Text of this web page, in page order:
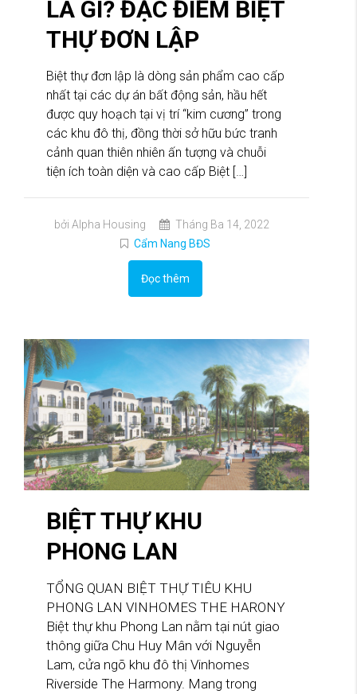
LÀ GÌ? ĐẶC ĐIỂM BIỆT
THỰ ĐƠN LẬP
Biệt thự đơn lập là dòng sản phẩm cao cấp
nhất tại các dự án bất động sản, hầu hết
được quy hoạch tại vị trí “kim cương” trong
các khu đô thị, đồng thời sở hữu bức tranh
cảnh quan thiên nhiên ấn tượng và chuỗi
tiện ích toàn diện và cao cấp Biệt […]
bởi Alpha Housing
Tháng Ba 14, 2022
Cẩm Nang BĐS
Đọc thêm
BIỆT THỰ KHU
PHONG LAN
TỔNG QUAN BIỆT THỰ TIÊU KHU
PHONG LAN VINHOMES THE HARONY
Biệt thự khu Phong Lan nằm tại nút giao
thông giữa Chu Huy Mân với Nguyễn
Lam, cửa ngõ khu đô thị Vinhomes
Riverside The Harmony. Mang trong